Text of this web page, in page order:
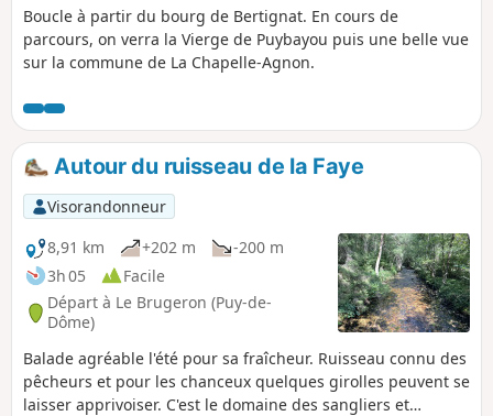
Boucle à partir du bourg de Bertignat. En cours de
parcours, on verra la Vierge de Puybayou puis une belle vue
sur la commune de La Chapelle-Agnon.
Autour du ruisseau de la Faye
Visorandonneur
8,91 km
+202 m
-200 m
3h 05
Facile
Départ à Le Brugeron (Puy-de-
Dôme)
Balade agréable l'été pour sa fraîcheur. Ruisseau connu des
pêcheurs et pour les chanceux quelques girolles peuvent se
laisser apprivoiser. C'est le domaine des sangliers et